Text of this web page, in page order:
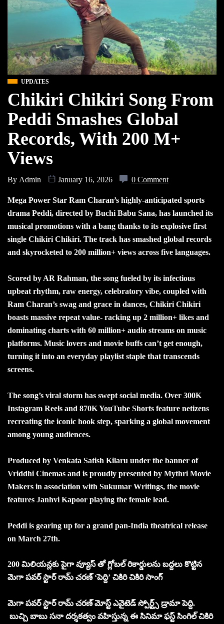
UPDATES
Chikiri Chikiri Song From
Peddi Smashes Global
Records, With 200 M+
Views
By Admin January 16, 2026 0 Comment
Mega Power Star Ram Charan’s highly-anticipated sports
drama Peddi, directed by Buchi Babu Sana, has launched its
musical promotions with a bang thanks to its explosive first
single Chikiri Chikiri. The track has smashed global records
and skyrocketed to 200 million+ views across five languages.
Scored by AR Rahman, the song fueled by its infectious
upbeat rhythm, raw energy, celebratory vibe, coupled with
Ram Charan’s swag and grace in dances, Chikiri Chikiri
boasts massive repeat value- racking up 2 million+ likes and
dominating charts with 60 million+ audio streams on music
platforms. Music lovers and movie buffs can’t get enough,
turning it into an everyday playlist staple that transcends
screens.
The song’s viral storm has swept social media. Over 300K
Instagram Reels and 870K YouTube Shorts feature netizens
recreating the iconic hook step, sparking a global movement
among young audiences.
Produced by Venkata Satish Kilaru under the banner of
Vriddhi Cinemas and is proudly presented by Mythri Movie
Makers in association with Sukumar Writings, the movie
features Janhvi Kapoor playing the female lead.
Peddi is gearing up for a grand pan-India theatrical release
on March 27th.
200 మిలియన్లకు పైగా వ్యూస్ తో గ్లోబల్ రికార్డులను బద్దలు కొట్టిన
మెగా పవర్ స్టార్ రామ్ చరణ్ ‘పెద్ది’ చికిరి చికిరి సాంగ్
మెగా పవర్ స్టార్ రామ్ చరణ్ మోస్ట్ ఎవైటెడ్ స్పోర్ట్స్ డ్రామా పెద్ది.
బుచ్చి బాబు సనా దర్శకత్వం వహిస్తున్న ఈ సినిమా ఫస్ట్ సింగిల్ చికిరి